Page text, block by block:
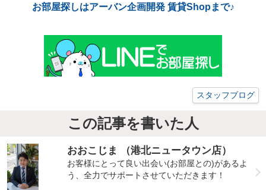
お部屋探しはアーバン企画開発 賃貸Shopまで♪
スタッフブログ
この記事を書いた人
おおこじま （港北ニュータウン店）
お客様にとって良い出会い(お部屋との)があるよ
う、全力でサポートさせていただきます！